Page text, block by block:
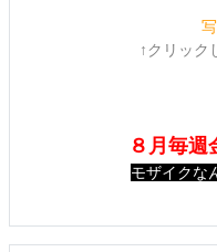
↑クリック
８月毎週
モザイクな
【こ